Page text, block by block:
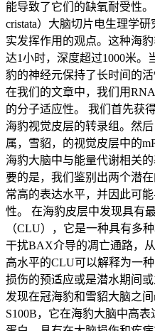
能导致了它们的缺氧耐受性
cristata）大脑切片电生理学
实发挥作用的观点。这种海
达1小时，深度超过1000米。
豹的神经元保持了长时间的
在我们的文章中，我们用
的分子适应性。 我们首先获
海豹视觉皮层的转录组。然
属，雪貂，的视觉皮层中的
海豹大脑中与能量代谢相关
要的是，我们鉴别出两个潜
常高的表达水平，并因此可
性。 在海豹皮层中发现具有
（CLU），它是一种具有多
干扰BAX介导的凋亡通路，
高水平的CLU可以解释为一
损伤的预适应或是潜水期间
发现在冠海豹和雪貂大脑之
S100B，它在海豹大脑中高